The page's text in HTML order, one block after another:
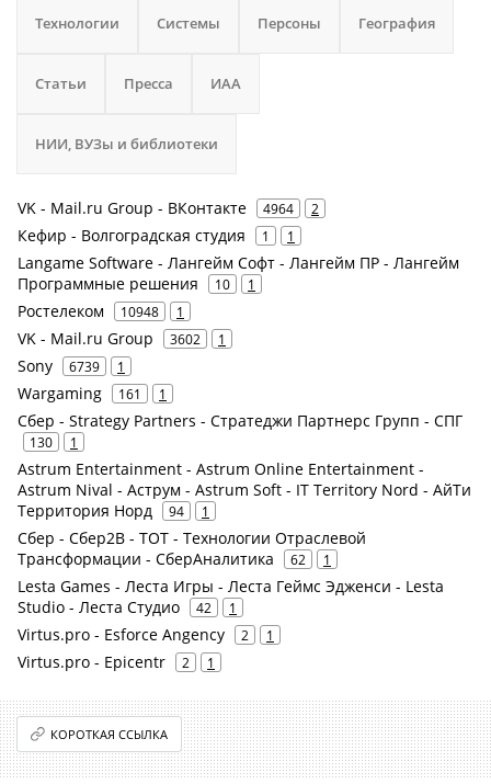
Технологии Системы Персоны География
Статьи Пресса ИАА
НИИ, ВУЗы и библиотеки
VK - Mail.ru Group - ВКонтакте 4964 2
Кефир - Волгоградская студия 1 1
Langame Software - Лангейм Софт - Лангейм ПР - Лангейм
Программные решения
10 1
Ростелеком 10948 1
VK - Mail.ru Group 3602 1
Sony 6739 1
Wargaming 161 1
Сбер - Strategy Partners - Стратеджи Партнерс Групп - СПГ
130 1
Astrum Entertainment - Astrum Online Entertainment -
Astrum Nival - Аструм - Astrum Soft - IT Territory Nord - АйТи
Территория Норд
94 1
Сбер - Сбер2В - ТОТ - Технологии Отраслевой
Трансформации - СберАналитика
62 1
Lesta Games - Леста Игры - Леста Геймс Эдженси - Lesta
Studio - Леста Студио
42 1
Virtus.pro - Esforce Angency 2 1
Virtus.pro - Epicentr 2 1
КОРОТКАЯ ССЫЛКА